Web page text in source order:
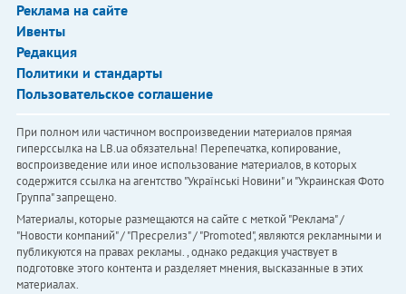
Реклама на сайте
Ивенты
Редакция
Политики и стандарты
Пользовательское соглашение
При полном или частичном воспроизведении материалов прямая
гиперссылка на LB.ua обязательна! Перепечатка, копирование,
воспроизведение или иное использование материалов, в которых
содержится ссылка на агентство "Українськi Новини" и "Украинская Фото
Группа" запрещено.
Материалы, которые размещаются на сайте с меткой "Реклама" /
"Новости компаний" / "Пресрелиз" / "Promoted", являются рекламными и
публикуются на правах рекламы. , однако редакция участвует в
подготовке этого контента и разделяет мнения, высказанные в этих
материалах.